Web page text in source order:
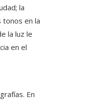
la
en la
la luz le
en el
En